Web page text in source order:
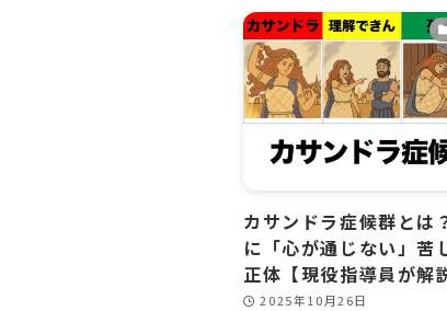
カサンドラ症候群とは
に「心が通じない」苦
正体【現役指導員が解
2025年10月26日